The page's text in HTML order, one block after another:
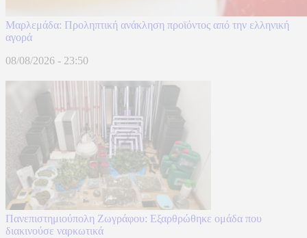
Μαρλεμάδα: Προληπτική ανάκληση προϊόντος από την ελληνική
αγορά
08/08/2026 - 23:50
Πανεπιστημιούπολη Ζωγράφου: Εξαρθρώθηκε ομάδα που
διακινούσε ναρκωτικά